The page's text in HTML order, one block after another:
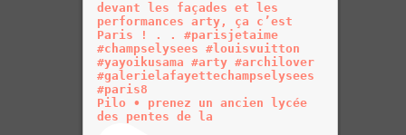
Pilo • prenez un ancien lycée
des pentes de la